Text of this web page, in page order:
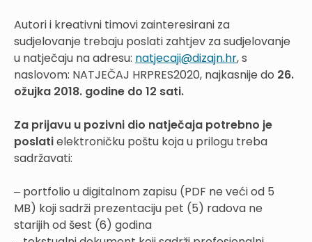
Autori i kreativni timovi zainteresirani za
sudjelovanje trebaju poslati zahtjev za sudjelovanje
u natječaju na adresu: natjecaji@dizajn.hr, s
naslovom: NATJEČAJ HRPRES2020, najkasnije do 26.
ožujka 2018. godine do 12 sati.
Za prijavu u pozivni dio natječaja potrebno je
poslatielektroničku poštu koja u prilogu treba
sadržavati:
‒ portfolio u digitalnom zapisu (PDF ne veći od 5
MB) koji sadrži prezentaciju pet (5) radova ne
starijih od šest (6) godina